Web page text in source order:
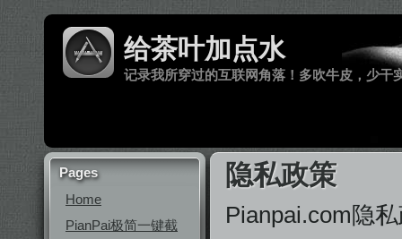
给茶叶加点水
记录我所穿过的互联网角落！多吹牛皮，少干
Pages
Home
PianPai极简一键截
隐私政策
Pianpai.com隐